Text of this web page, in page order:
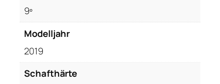
9º
Modelljahr
2019
Schafthärte